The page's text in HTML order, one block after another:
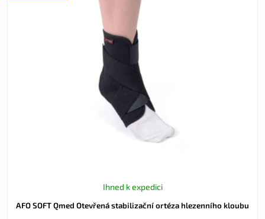
AFO SOFT Qmed Otevřená stabilizační ortéza hlezenního kloubu
Ihned k expedici